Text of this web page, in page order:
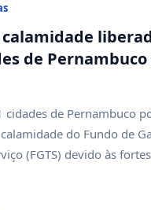
calamidade
de Pernambuco
cidades de Pernambuco
do Fundo de
(FGTS) devido às fortes